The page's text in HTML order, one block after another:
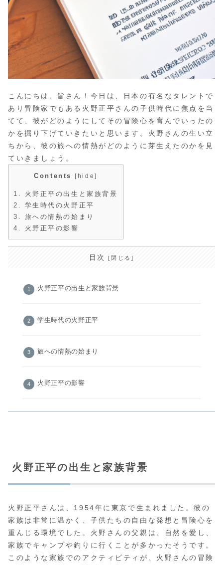
こんにちは、皆さん！今日は、日本の有名なタレントで
あり冒険家でもある火野正平さんの子供時代に焦点を当
てて、彼がどのようにしてその冒険心を育んでいったの
かを掘り下げていきたいと思います。火野さんの生い立
ちから、彼の旅への情熱がどのように芽生えたのかを見
ていきましょう。
Contents [ hide]
1.
火野正平の出生と家族背景
2.
学生時代の火野正平
3.
旅への情熱の始まり
4.
火野正平の影響
目次
火野正平の出生と家族背景
学生時代の火野正平
旅への情熱の始まり
火野正平の影響
火野正平の出生と家族背景
火野正平さんは、1954年に東京で生まれました。彼の
家族は非常に温かく、子供たちの自由な発想と冒険心を
重んじる環境でした。火野さんの父親は、自然を愛し、
家族でキャンプや釣りに行くことが多かったそうです。
このような家族でのアクティビティが、火野さんの冒険